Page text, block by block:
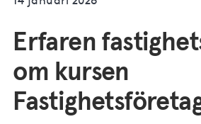
Erfaren
om kursen